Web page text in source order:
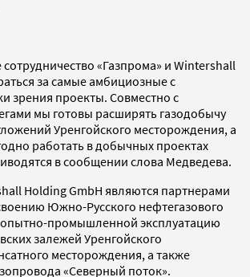
«Газпрома» и Wintershall
за самые амбициозные с
зрения проекты. Совместно с
мы готовы расширять газодобычу
Уренгойского месторождения, а
работать в добычных проектах
в сообщении слова Медведева.
Holding GmbH являются партнерами
Южно-Русского нефтегазового
промышленной эксплуатацию
залежей Уренгойского
месторождения, а также
«Северный поток».